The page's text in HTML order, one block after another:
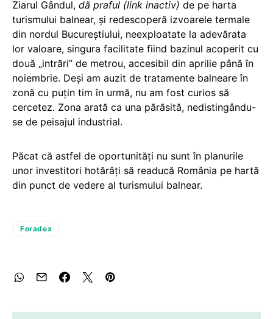
Ziarul Gândul, dă praful (link inactiv) de pe harta
turismului balnear, şi redescoperă izvoarele termale
din nordul Bucureştiului, neexploatate la adevărata
lor valoare, singura facilitate fiind bazinul acoperit cu
două „intrări” de metrou, accesibil din aprilie până în
noiembrie. Deşi am auzit de tratamente balneare în
zonă cu puţin tim în urmă, nu am fost curios să
cercetez. Zona arată ca una părăsită, nedistingându-
se de peisajul industrial.
Păcat că astfel de oportunităţi nu sunt în planurile
unor investitori hotărâţi să readucă România pe hartă
din punct de vedere al turismului balnear.
Foradex